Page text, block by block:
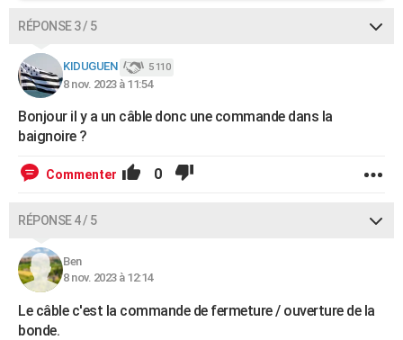
RÉPONSE 3 / 5
KIDUGUEN 5 110
8 nov. 2023 à 11:54
Bonjour il y a un câble donc une commande dans la
baignoire ?
Commenter 0
RÉPONSE 4 / 5
Ben
8 nov. 2023 à 12:14
Le câble c'est la commande de fermeture / ouverture de la
bonde.